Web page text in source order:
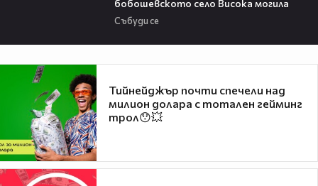
бобошевското село Висока могила
Събуди се
Тийнейджър почти спечели над
милион долара с тотален гейминг
трол😯💥